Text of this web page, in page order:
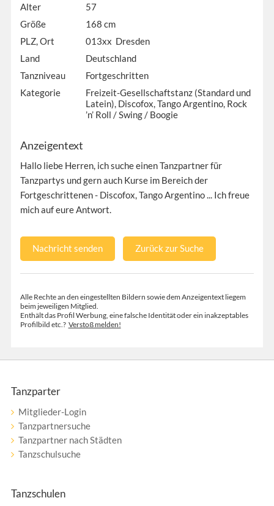
Alter
57
Größe
168 cm
PLZ, Ort
013xx Dresden
Land
Deutschland
Tanzniveau
Fortgeschritten
Kategorie
Freizeit-Gesellschaftstanz (Standard und
Latein), Discofox, Tango Argentino, Rock
’n’ Roll / Swing / Boogie
Anzeigentext
Hallo liebe Herren, ich suche einen Tanzpartner für
Tanzpartys und gern auch Kurse im Bereich der
Fortgeschrittenen - Discofox, Tango Argentino ... Ich freue
mich auf eure Antwort.
Nachricht senden Zurück zur Suche
Alle Rechte an den eingestellten Bildern sowie dem Anzeigentext liegem
beim jeweiligen Mitglied.
Enthält das Profil Werbung, eine falsche Identität oder ein inakzeptables
Profilbild etc.? Verstoß melden!
Tanzparter
Mitglieder-Login
Tanzpartnersuche
Tanzpartner nach Städten
Tanzschulsuche
Tanzschulen